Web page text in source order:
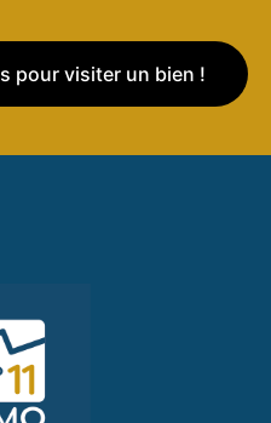
pour visiter un bien !